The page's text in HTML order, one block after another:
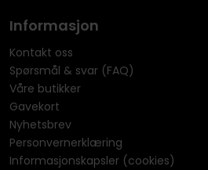
Informasjon
Kontakt oss
Spørsmål & svar (FAQ)
Våre butikker
Gavekort
Nyhetsbrev
Personvernerklæring
Informasjonskapsler (cookies)